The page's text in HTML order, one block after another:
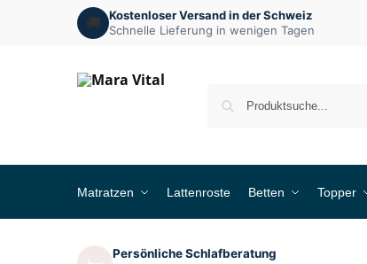
🚚
Kostenloser Versand in der Schweiz
Schnelle Lieferung in wenigen Tagen
Matratzen Lattenroste Betten Topper
Persönliche Schlafberatung